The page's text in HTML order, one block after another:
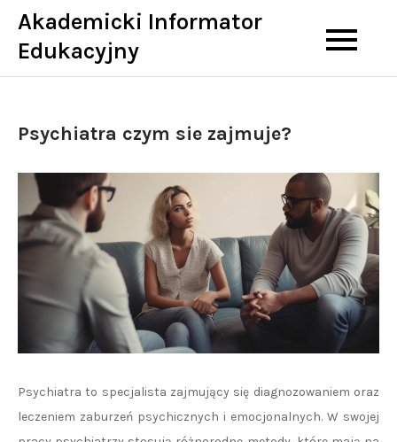
Skip
content
Akademicki Informator
Edukacyjny
Psychiatra czym sie zajmuje?
Psychiatra to specjalista zajmujący się diagnozowaniem oraz
leczeniem zaburzeń psychicznych i emocjonalnych. W swojej